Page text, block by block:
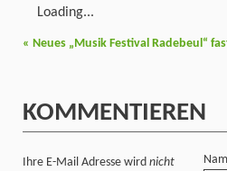
Loading...
« Neues „Musik Festival Radebeul“
KOMMENTIEREN
Ihre E-Mail Adresse wird nicht